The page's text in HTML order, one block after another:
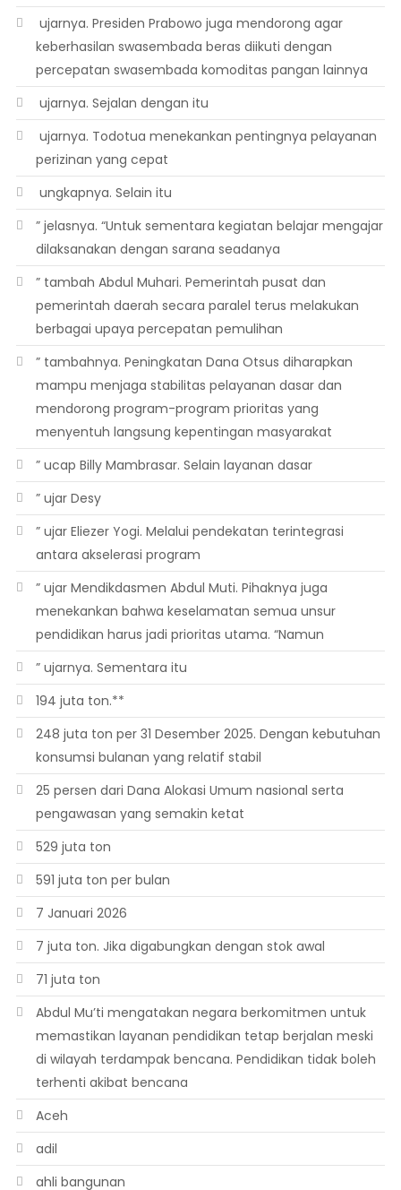
 ujarnya. Presiden Prabowo juga mendorong agar
keberhasilan swasembada beras diikuti dengan
percepatan swasembada komoditas pangan lainnya
 ujarnya. Sejalan dengan itu
 ujarnya. Todotua menekankan pentingnya pelayanan
perizinan yang cepat
 ungkapnya. Selain itu
” jelasnya. “Untuk sementara kegiatan belajar mengajar
dilaksanakan dengan sarana seadanya
” tambah Abdul Muhari. Pemerintah pusat dan
pemerintah daerah secara paralel terus melakukan
berbagai upaya percepatan pemulihan
” tambahnya. Peningkatan Dana Otsus diharapkan
mampu menjaga stabilitas pelayanan dasar dan
mendorong program-program prioritas yang
menyentuh langsung kepentingan masyarakat
” ucap Billy Mambrasar. Selain layanan dasar
” ujar Desy
” ujar Eliezer Yogi. Melalui pendekatan terintegrasi
antara akselerasi program
” ujar Mendikdasmen Abdul Muti. Pihaknya juga
menekankan bahwa keselamatan semua unsur
pendidikan harus jadi prioritas utama. “Namun
” ujarnya. Sementara itu
194 juta ton.**
248 juta ton per 31 Desember 2025. Dengan kebutuhan
konsumsi bulanan yang relatif stabil
25 persen dari Dana Alokasi Umum nasional serta
pengawasan yang semakin ketat
529 juta ton
591 juta ton per bulan
7 Januari 2026
7 juta ton. Jika digabungkan dengan stok awal
71 juta ton
Abdul Mu’ti mengatakan negara berkomitmen untuk
memastikan layanan pendidikan tetap berjalan meski
di wilayah terdampak bencana. Pendidikan tidak boleh
terhenti akibat bencana
Aceh
adil
ahli bangunan